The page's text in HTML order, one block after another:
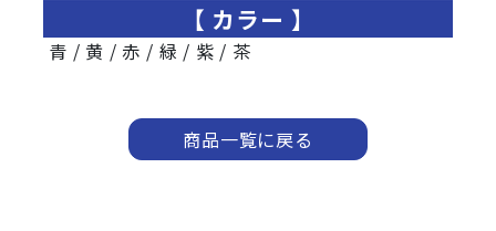
カラー
青 / 黄 / 赤 / 緑 / 紫 / 茶
商品一覧に戻る